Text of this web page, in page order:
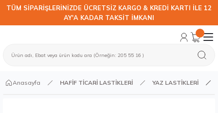
TÜM SİPARİŞLERİNİZDE ÜCRETSİZ KARGO & KREDİ KARTI İLE 12
AY'A KADAR TAKSİT İMKANI
Anasayfa HAFİF TİCARİ LASTİKLERİ YAZ LASTİKLERİ